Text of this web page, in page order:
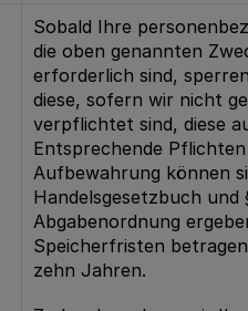
Sobald Ihre
die oben genannten
erforderlich sind,
diese, sofern wir nicht
verpflichtet sind, diese
Entsprechende
Aufbewahrung können
Handelsgesetzbuch und
Abgabenordnung
Speicherfristen
zehn Jahren.